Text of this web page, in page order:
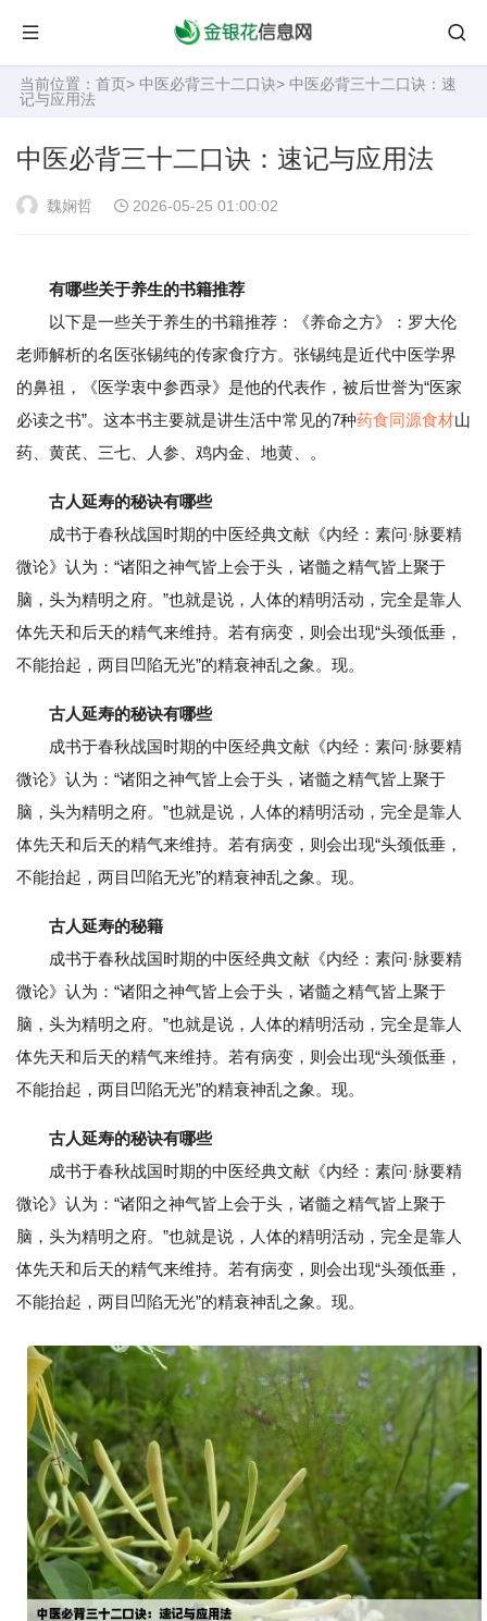
当前位置： 首页> 中医必背三十二口诀> 中医必背三十二口诀：速
记与应用法
中医必背三十二口诀：速记与应用法
魏娴哲 2026-05-25 01:00:02
有哪些关于养生的书籍推荐
以下是一些关于养生的书籍推荐：《养命之方》：罗大伦
老师解析的名医张锡纯的传家食疗方。张锡纯是近代中医学界
的鼻祖，《医学衷中参西录》是他的代表作，被后世誉为“医家
必读之书”。这本书主要就是讲生活中常见的7种药食同源食材山
药、黄芪、三七、人参、鸡内金、地黄、。
古人延寿的秘诀有哪些
成书于春秋战国时期的中医经典文献《内经：素问·脉要精
微论》认为：“诸阳之神气皆上会于头，诸髓之精气皆上聚于
脑，头为精明之府。”也就是说，人体的精明活动，完全是靠人
体先天和后天的精气来维持。若有病变，则会出现“头颈低垂，
不能抬起，两目凹陷无光”的精衰神乱之象。现。
古人延寿的秘诀有哪些
成书于春秋战国时期的中医经典文献《内经：素问·脉要精
微论》认为：“诸阳之神气皆上会于头，诸髓之精气皆上聚于
脑，头为精明之府。”也就是说，人体的精明活动，完全是靠人
体先天和后天的精气来维持。若有病变，则会出现“头颈低垂，
不能抬起，两目凹陷无光”的精衰神乱之象。现。
古人延寿的秘籍
成书于春秋战国时期的中医经典文献《内经：素问·脉要精
微论》认为：“诸阳之神气皆上会于头，诸髓之精气皆上聚于
脑，头为精明之府。”也就是说，人体的精明活动，完全是靠人
体先天和后天的精气来维持。若有病变，则会出现“头颈低垂，
不能抬起，两目凹陷无光”的精衰神乱之象。现。
古人延寿的秘诀有哪些
成书于春秋战国时期的中医经典文献《内经：素问·脉要精
微论》认为：“诸阳之神气皆上会于头，诸髓之精气皆上聚于
脑，头为精明之府。”也就是说，人体的精明活动，完全是靠人
体先天和后天的精气来维持。若有病变，则会出现“头颈低垂，
不能抬起，两目凹陷无光”的精衰神乱之象。现。